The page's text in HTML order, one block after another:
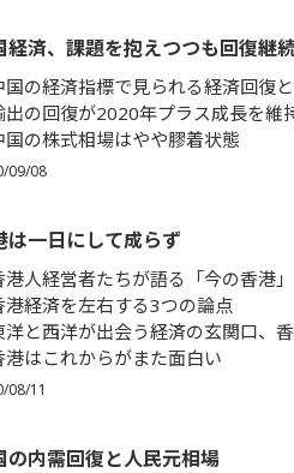
経済、課題を抱えつつも回復継
国の経済指標で見られる経済回復
出の回復が2020年プラス成長を維
国の株式相場はやや膠着状態
09/08
は一日にして成らず
港人経営者たちが語る「今の香港
港経済を左右する3つの論点
洋と西洋が出会う経済の玄関口、
港はこれからがまた面白い
08/11
の内需回復と人民元相場